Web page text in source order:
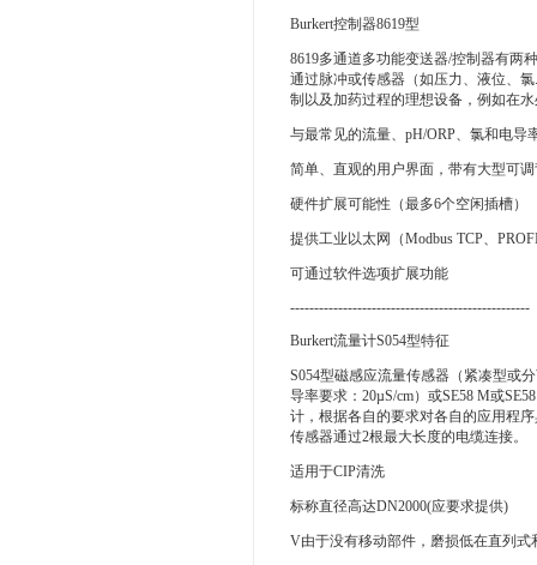
Burkert控制器8619型
8619多通道多功能变送器/控制器有两
通过脉冲或传感器（如压力、液位、
制以及加药过程的理想设备，例如在
与最常见的流量、pH/ORP、氯和电导
简单、直观的用户界面，带有大型可
硬件扩展可能性（最多6个空闲插槽）
提供工业以太网（Modbus TCP、
可通过软件选项扩展功能
--------------------------------------------------
Burkert流量计S054型特征
S054型磁感应流量传感器（紧凑型或
导率要求：20µS/cm）或SE58 M或
计，根据各自的要求对各自的应用程
传感器通过2根最大长度的电缆连接。
适用于CIP清洗
标称直径高达DN2000(应要求提供)
V由于没有移动部件，磨损低在直列